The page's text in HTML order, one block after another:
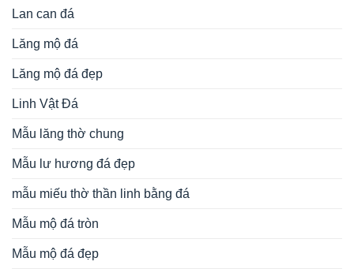
Lan can đá
Lăng mộ đá
Lăng mộ đá đẹp
Linh Vật Đá
Mẫu lăng thờ chung
Mẫu lư hương đá đẹp
mẫu miếu thờ thần linh bằng đá
Mẫu mộ đá tròn
Mẫu mộ đá đẹp